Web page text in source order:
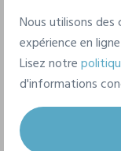
Composition
100% polyester,
8 tailles
Nous utilisons des
expérience en
Lisez notre
d'informations